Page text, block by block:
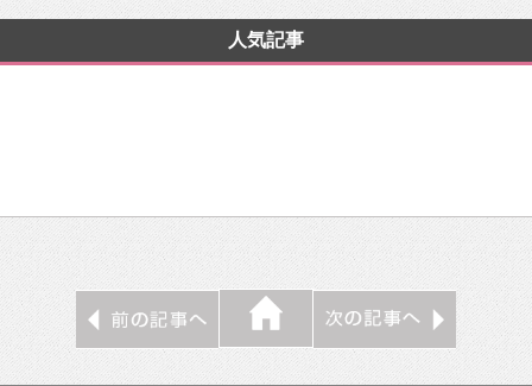
人気記事